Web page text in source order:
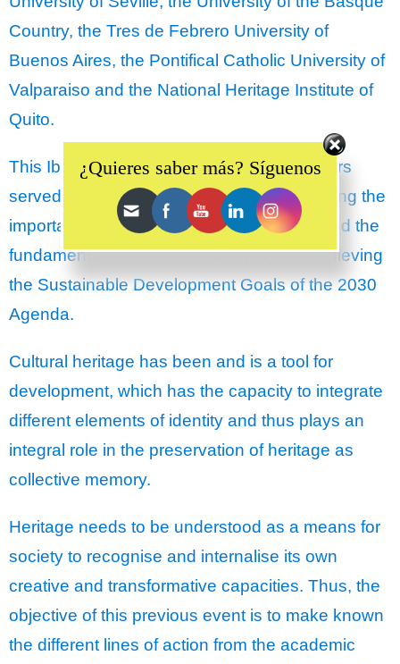
Country, the Tres de Febrero University of
Buenos Aires, the Pontifical Catholic University of
Valparaiso and the National Heritage Institute of
Quito.
This Ibero-American meeting of Sister Chairs
served as a space for sharing and discussing the
importance of arts education and culture and the
fundamental role that the latter plays in achieving
the Sustainable Development Goals of the 2030
Agenda.
Cultural heritage has been and is a tool for
development, which has the capacity to integrate
different elements of identity and thus plays an
integral role in the preservation of heritage as
collective memory.
Heritage needs to be understood as a means for
society to recognise and internalise its own
creative and transformative capacities. Thus, the
objective of this previous event is to make known
the different lines of action from the academic
¿Quieres saber más? Síguenos